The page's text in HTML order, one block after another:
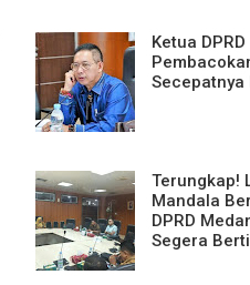
Ketua
Secepatnya
Terungkap!
Mandala
DPRD
Segera